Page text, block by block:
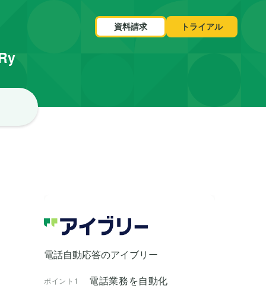
資料請求 トライアル
電話自動応答のアイブリー
ポイント1 電話業務を自動化